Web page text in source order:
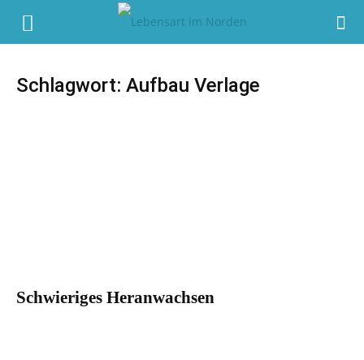
Schlagwort: Aufbau Verlage
Schwieriges Heranwachsen